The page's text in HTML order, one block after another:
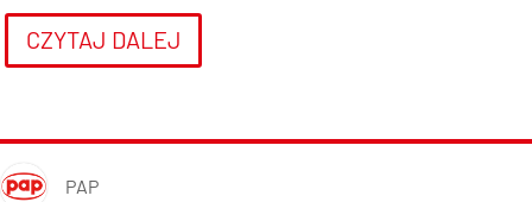
CZYTAJ DALEJ
PAP